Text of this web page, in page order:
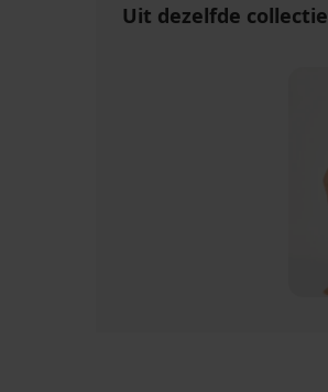
Uit dezelfde collectie